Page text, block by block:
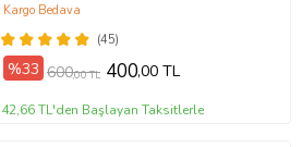
(45)
Kargo Bedava
%33 600,00 TL 400,00 TL
42,66 TL'den Başlayan Taksitlerle